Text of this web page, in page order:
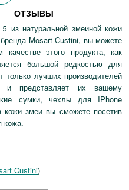
ОТЗЫВЫ
из натуральной змеиной кожи
Mosart Custini, вы можете
этого продукта, как
большой редкостью для
только лучших производителей
и представляет их вашему
сумки, чехлы для IPhone
змеи вы сможете посетив
кожа.
Custini)